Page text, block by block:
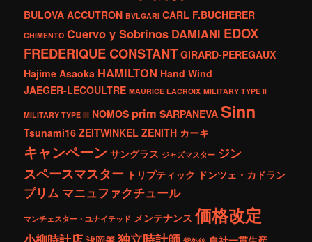
BULOVA ACCUTRON BVLGARI CARL F.BUCHERER
CHIMENTO Cuervo y Sobrinos DAMIANI EDOX
FREDERIQUE CONSTANT GIRARD-PEREGAUX
Hajime Asaoka HAMILTON Hand Wind
JAEGER-LECOULTRE MAURICE LACROIX MILITARY TYPE ll
MILITARY TYPE lll NOMOS prim SARPANEVA Sinn
Tsunami16 ZEITWINKEL ZENITH カーキ
キャンペーン サングラス ジャズマスター ジン
スペースマスター トリプティック ドンツェ・カドラン
プリム マニュファクチュール
マンチェスター・ユナイテッド メンテナンス 価格改定